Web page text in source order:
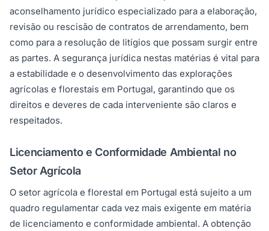
aconselhamento jurídico especializado para a elaboração,
revisão ou rescisão de contratos de arrendamento, bem
como para a resolução de litígios que possam surgir entre
as partes. A segurança jurídica nestas matérias é vital para
a estabilidade e o desenvolvimento das explorações
agrícolas e florestais em Portugal, garantindo que os
direitos e deveres de cada interveniente são claros e
respeitados.
Licenciamento e Conformidade Ambiental no
Setor Agrícola
O setor agrícola e florestal em Portugal está sujeito a um
quadro regulamentar cada vez mais exigente em matéria
de licenciamento e conformidade ambiental. A obtenção